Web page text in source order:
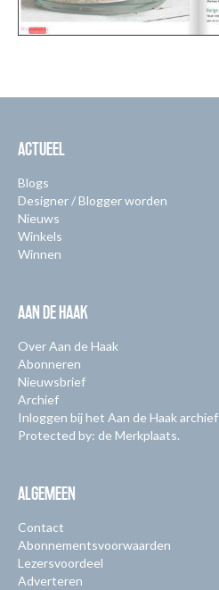
ACTUEEL
Blogs
Designer / Blogger worden
Nieuws
Winkels
Winnen
AAN DE HAAK
Over Aan de Haak
Abonneren
Nieuwsbrief
Archief
Inloggen bij het Aan de Haak archief
Protected by: de Merkplaats.
ALGEMEEN
Contact
Abonnementsvoorwaarden
Lezersvoordeel
Adverteren